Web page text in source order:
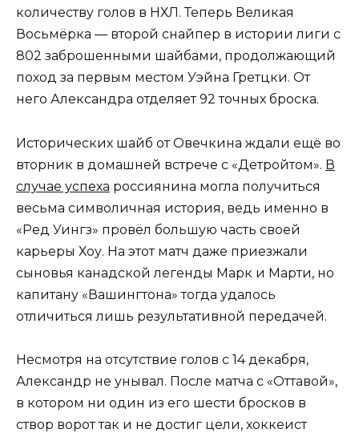
количеству голов в НХЛ. Теперь Великая
Восьмёрка — второй снайпер в истории лиги с
802 заброшенными шайбами, продолжающий
поход за первым местом Уэйна Гретцки. От
него Александра отделяет 92 точных броска.
Исторических шайб от Овечкина ждали ещё во
вторник в домашней встрече с «Детройтом». В
случае успеха россиянина могла получиться
весьма символичная история, ведь именно в
«Ред Уингз» провёл большую часть своей
карьеры Хоу. На этот матч даже приезжали
сыновья канадской легенды Марк и Марти, но
капитану «Вашингтона» тогда удалось
отличиться лишь результативной передачей.
Несмотря на отсутствие голов с 14 декабря,
Александр не унывал. После матча с «Оттавой»,
в котором ни один из его шести бросков в
створ ворот так и не достиг цели, хоккеист